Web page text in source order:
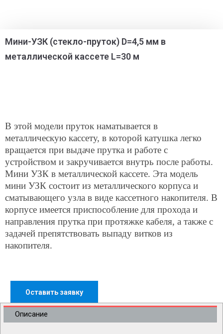
Мини-УЗК (стекло-пруток) D=4,5 мм в
металлической кассете L=30 м
В этой модели пруток наматывается в
металлическую кассету, в которой катушка легко
вращается при выдаче прутка и работе с
устройством и закручивается внутрь после работы.
Мини УЗК в металлической кассете. Эта модель
мини УЗК состоит из металлического корпуса и
сматывающего узла в виде кассетного накопителя. В
корпусе имеется приспособление для прохода и
направления прутка при протяжке кабеля, а также с
задачей препятствовать выпаду витков из
накопителя.
Оставить заявку
Описание